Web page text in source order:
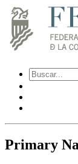
Primary